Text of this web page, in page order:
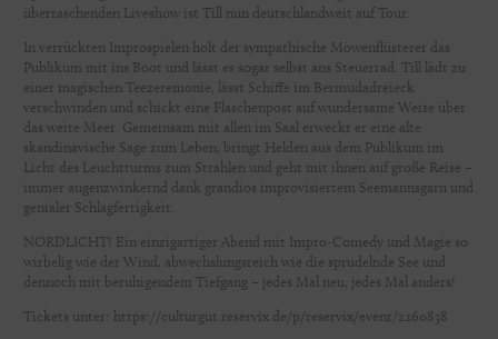
überraschenden Liveshow ist Till nun deutschlandweit auf Tour.
In verrückten Improspielen holt der sympathische Möwenflüsterer das
Publikum mit ins Boot und lässt es sogar selbst ans Steuerrad. Till lädt zu
einer magischen Teezeremonie, lässt Schiffe im Bermudadreieck
verschwinden und schickt eine Flaschenpost auf wundersame Weise über
das weite Meer. Gemeinsam mit allen im Saal erweckt er eine alte
skandinavische Sage zum Leben, bringt Helden aus dem Publikum im
Licht des Leuchtturms zum Strahlen und geht mit ihnen auf große Reise –
immer augenzwinkernd dank grandios improvisiertem Seemannsgarn und
genialer Schlagfertigkeit.
NORDLICHT! Ein einzigartiger Abend mit Impro-Comedy und Magie so
wirbelig wie der Wind, abwechslungsreich wie die sprudelnde See und
dennoch mit beruhigendem Tiefgang – jedes Mal neu, jedes Mal anders!
Tickets unter: https://culturgut.reservix.de/p/reservix/event/2260838